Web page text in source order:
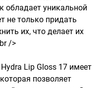
обладает уникальной
не только придать
их, что делает их
/>
Lip Gloss 17 имеет
позволяет